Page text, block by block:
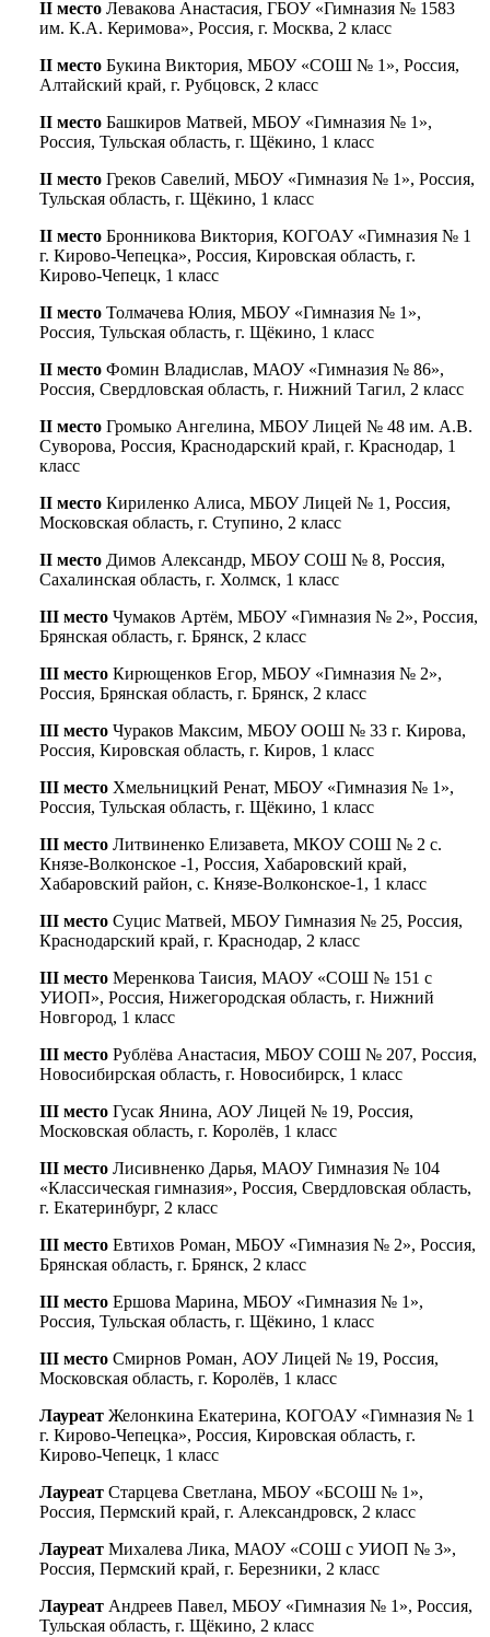
II место Левакова Анастасия, ГБОУ «Гимназия № 1583
им. К.А. Керимова», Россия, г. Москва, 2 класс
II место Букина Виктория, МБОУ «СОШ № 1», Россия,
Алтайский край, г. Рубцовск, 2 класс
II место Башкиров Матвей, МБОУ «Гимназия № 1»,
Россия, Тульская область, г. Щёкино, 1 класс
II место Греков Савелий, МБОУ «Гимназия № 1», Россия,
Тульская область, г. Щёкино, 1 класс
II место Бронникова Виктория, КОГОАУ «Гимназия № 1
г. Кирово-Чепецка», Россия, Кировская область, г.
Кирово-Чепецк, 1 класс
II место Толмачева Юлия, МБОУ «Гимназия № 1»,
Россия, Тульская область, г. Щёкино, 1 класс
II место Фомин Владислав, МАОУ «Гимназия № 86»,
Россия, Свердловская область, г. Нижний Тагил, 2 класс
II место Громыко Ангелина, МБОУ Лицей № 48 им. А.В.
Суворова, Россия, Краснодарский край, г. Краснодар, 1
класс
II место Кириленко Алиса, МБОУ Лицей № 1, Россия,
Московская область, г. Ступино, 2 класс
II место Димов Александр, МБОУ СОШ № 8, Россия,
Сахалинская область, г. Холмск, 1 класс
III место Чумаков Артём, МБОУ «Гимназия № 2», Россия,
Брянская область, г. Брянск, 2 класс
III место Кирющенков Егор, МБОУ «Гимназия № 2»,
Россия, Брянская область, г. Брянск, 2 класс
III место Чураков Максим, МБОУ ООШ № 33 г. Кирова,
Россия, Кировская область, г. Киров, 1 класс
III место Хмельницкий Ренат, МБОУ «Гимназия № 1»,
Россия, Тульская область, г. Щёкино, 1 класс
III место Литвиненко Елизавета, МКОУ СОШ № 2 с.
Князе-Волконское -1, Россия, Хабаровский край,
Хабаровский район, с. Князе-Волконское-1, 1 класс
III место Суцис Матвей, МБОУ Гимназия № 25, Россия,
Краснодарский край, г. Краснодар, 2 класс
III место Меренкова Таисия, МАОУ «СОШ № 151 с
УИОП», Россия, Нижегородская область, г. Нижний
Новгород, 1 класс
III место Рублёва Анастасия, МБОУ СОШ № 207, Россия,
Новосибирская область, г. Новосибирск, 1 класс
III место Гусак Янина, АОУ Лицей № 19, Россия,
Московская область, г. Королёв, 1 класс
III место Лисивненко Дарья, МАОУ Гимназия № 104
«Классическая гимназия», Россия, Свердловская область,
г. Екатеринбург, 2 класс
III место Евтихов Роман, МБОУ «Гимназия № 2», Россия,
Брянская область, г. Брянск, 2 класс
III место Ершова Марина, МБОУ «Гимназия № 1»,
Россия, Тульская область, г. Щёкино, 1 класс
III местоСмирнов Роман, АОУ Лицей № 19, Россия,
Московская область, г. Королёв, 1 класс
Лауреат Желонкина Екатерина, КОГОАУ «Гимназия № 1
г. Кирово-Чепецка», Россия, Кировская область, г.
Кирово-Чепецк, 1 класс
Лауреат Старцева Светлана, МБОУ «БСОШ № 1»,
Россия, Пермский край, г. Александровск, 2 класс
ЛауреатМихалева Лика, МАОУ «СОШ с УИОП № 3»,
Россия, Пермский край, г. Березники, 2 класс
Лауреат Андреев Павел, МБОУ «Гимназия № 1», Россия,
Тульская область, г. Щёкино, 2 класс